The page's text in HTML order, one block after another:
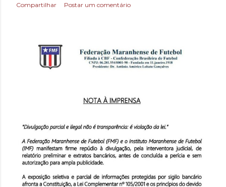
Compartilhar Postar um comentário